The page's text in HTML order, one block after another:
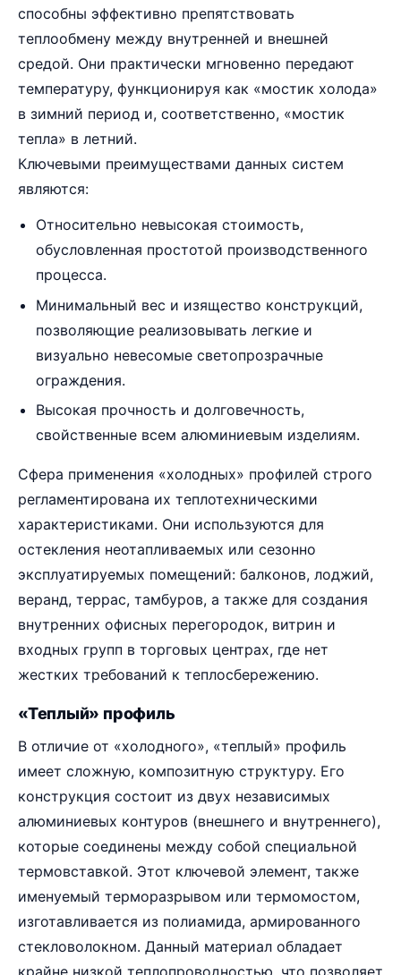
способны эффективно препятствовать
теплообмену между внутренней и внешней
средой. Они практически мгновенно передают
температуру, функционируя как «мостик холода»
в зимний период и, соответственно, «мостик
тепла» в летний.
Ключевыми преимуществами данных систем
являются:
Относительно невысокая стоимость,
обусловленная простотой производственного
процесса.
Минимальный вес и изящество конструкций,
позволяющие реализовывать легкие и
визуально невесомые светопрозрачные
ограждения.
Высокая прочность и долговечность,
свойственные всем алюминиевым изделиям.
Сфера применения «холодных» профилей строго
регламентирована их теплотехническими
характеристиками. Они используются для
остекления неотапливаемых или сезонно
эксплуатируемых помещений: балконов, лоджий,
веранд, террас, тамбуров, а также для создания
внутренних офисных перегородок, витрин и
входных групп в торговых центрах, где нет
жестких требований к теплосбережению.
«Теплый» профиль
В отличие от «холодного», «теплый» профиль
имеет сложную, композитную структуру. Его
конструкция состоит из двух независимых
алюминиевых контуров (внешнего и внутреннего),
которые соединены между собой специальной
термовставкой. Этот ключевой элемент, также
именуемый терморазрывом или термомостом,
изготавливается из полиамида, армированного
стекловолокном. Данный материал обладает
крайне низкой теплопроводностью, что позволяет